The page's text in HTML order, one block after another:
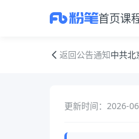
首页课
返回公告通知中共北
更新时间：2026-